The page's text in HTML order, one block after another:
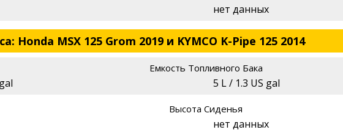
нет данных
Honda MSX 125 Grom 2019 и KYMCO K-Pipe 125 2014
Емкость Топливного Бака
5 L / 1.3 US gal
Высота Сиденья
нет данных